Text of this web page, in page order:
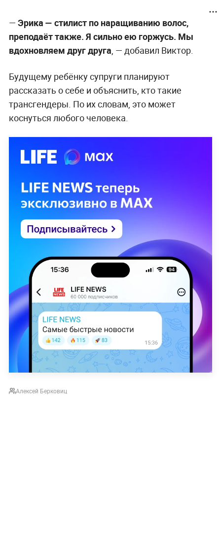
— Эрика — стилист по наращиванию волос,
преподаёт также. Я сильно ею горжусь. Мы
вдохновляем друг друга , — добавил Виктор.
Будущему ребёнку супруги планируют
рассказать о себе и объяснить, кто такие
трансгендеры. По их словам, это может
коснуться любого человека.
Алексей Берковиц